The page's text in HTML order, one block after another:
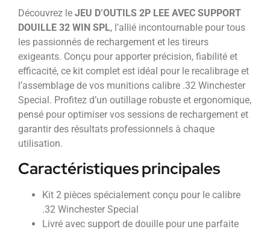
Découvrez le JEU D’OUTILS 2P LEE AVEC SUPPORT
DOUILLE 32 WIN SPL, l’allié incontournable pour tous
les passionnés de rechargement et les tireurs
exigeants. Conçu pour apporter précision, fiabilité et
efficacité, ce kit complet est idéal pour le recalibrage et
l’assemblage de vos munitions calibre .32 Winchester
Special. Profitez d’un outillage robuste et ergonomique,
pensé pour optimiser vos sessions de rechargement et
garantir des résultats professionnels à chaque
utilisation.
Caractéristiques principales
Kit 2 pièces spécialement conçu pour le calibre
.32 Winchester Special
Livré avec support de douille pour une parfaite